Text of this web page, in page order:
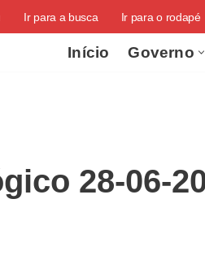
Ir para a busca Ir para o rodapé
Início Governo
28-06-